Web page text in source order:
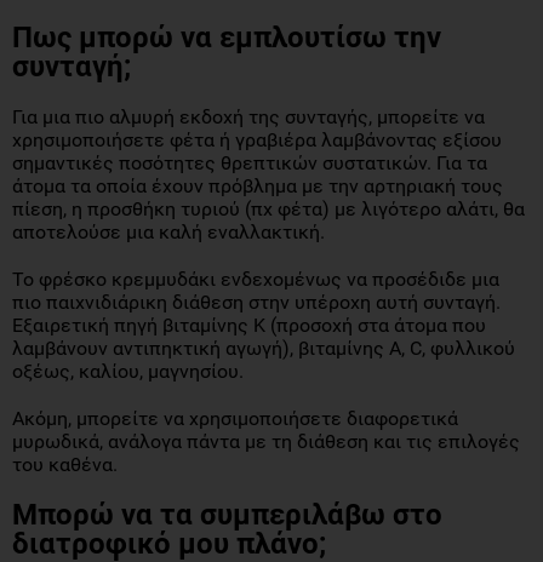
Πως μπορώ να εμπλουτίσω την
συνταγή;
Για μια πιο αλμυρή εκδοχή της συνταγής, μπορείτε να
χρησιμοποιήσετε φέτα ή γραβιέρα λαμβάνοντας εξίσου
σημαντικές ποσότητες θρεπτικών συστατικών. Για τα
άτομα τα οποία έχουν πρόβλημα με την αρτηριακή τους
πίεση, η προσθήκη τυριού (πχ φέτα) με λιγότερο αλάτι, θα
αποτελούσε μια καλή εναλλακτική.
Το φρέσκο κρεμμυδάκι ενδεχομένως να προσέδιδε μια
πιο παιχνιδιάρικη διάθεση στην υπέροχη αυτή συνταγή.
Εξαιρετική πηγή βιταμίνης Κ (προσοχή στα άτομα που
λαμβάνουν αντιπηκτική αγωγή), βιταμίνης Α, C, φυλλικού
οξέως, καλίου, μαγνησίου.
Ακόμη, μπορείτε να χρησιμοποιήσετε διαφορετικά
μυρωδικά, ανάλογα πάντα με τη διάθεση και τις επιλογές
του καθένα.
Μπορώ να τα συμπεριλάβω στο
διατροφικό μου πλάνο;